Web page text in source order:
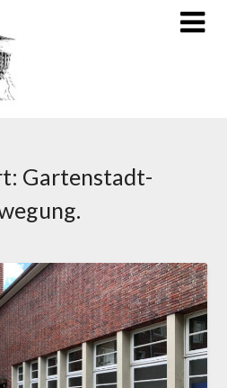
Gartenstadt-